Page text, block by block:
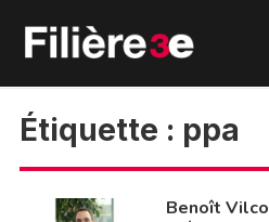
Étiquette : ppa
Benoît